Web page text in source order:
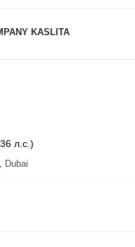
KASLITA
л.с.)
Dubai